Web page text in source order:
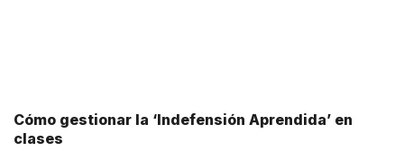
Cómo gestionar la ‘Indefensión Aprendida’ en
clases